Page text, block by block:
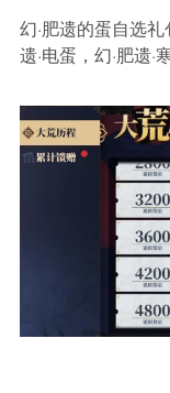
幻·肥遗的蛋自选礼
遗·电蛋，幻·肥遗·